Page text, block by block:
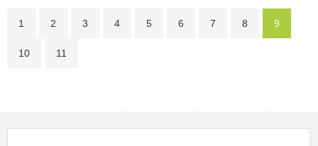
1 2 3 4 5 6 7 8 9
10 11